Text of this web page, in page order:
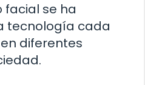
facial se ha
tecnología cada
diferentes